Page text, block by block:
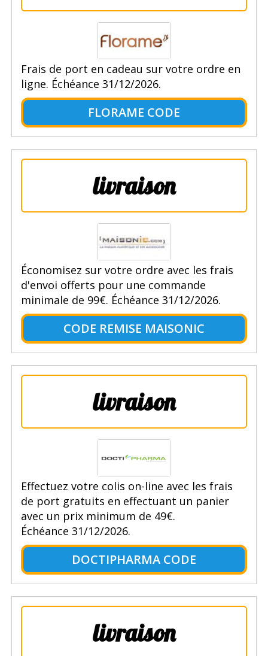
Frais de port en cadeau sur votre ordre en
ligne. Échéance 31/12/2026.
FLORAME CODE
livraison
Économisez sur votre ordre avec les frais
d'envoi offerts pour une commande
minimale de 99€. Échéance 31/12/2026.
CODE REMISE MAISONIC
livraison
Effectuez votre colis on-line avec les frais
de port gratuits en effectuant un panier
avec un prix minimum de 49€.
Échéance 31/12/2026.
DOCTIPHARMA CODE
livraison